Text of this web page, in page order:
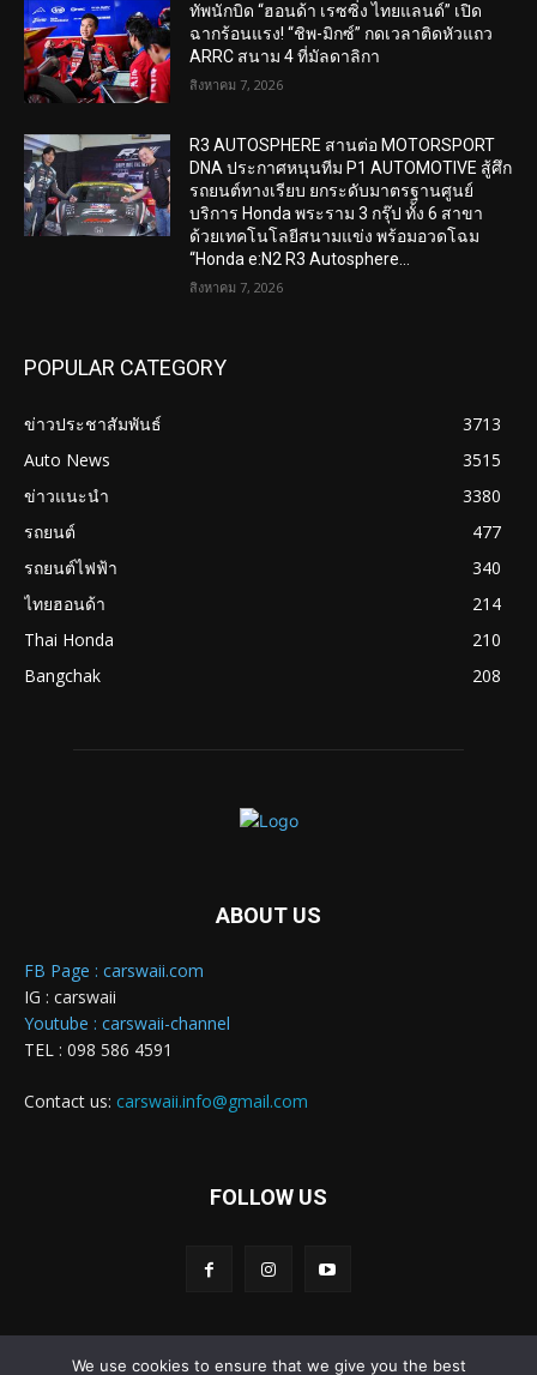
ทัพนักบิด “ฮอนด้า เรซซิ่ง ไทยแลนด์” เปิด
ฉากร้อนแรง! “ชิพ-มิกซ์” กดเวลาติดหัวแถว
ARRC สนาม 4 ที่มัลดาลิกา
สิงหาคม 7, 2026
R3 AUTOSPHERE สานต่อ MOTORSPORT
DNA ประกาศหนุนทีม P1 AUTOMOTIVE สู้ศึก
รถยนต์ทางเรียบ ยกระดับมาตรฐานศูนย์
บริการ Honda พระราม 3 กรุ๊ป ทั้ง 6 สาขา
ด้วยเทคโนโลยีสนามแข่ง พร้อมอวดโฉม
“Honda e:N2 R3 Autosphere...
สิงหาคม 7, 2026
POPULAR CATEGORY
ข่าวประชาสัมพันธ์
3713
Auto News
3515
ข่าวแนะนำ
3380
รถยนต์
477
รถยนต์ไฟฟ้า
340
ไทยฮอนด้า
214
Thai Honda
210
Bangchak
208
ABOUT US
FB Page : carswaii.com
IG : carswaii
Youtube : carswaii-channel
TEL : 098 586 4591
Contact us: carswaii.info@gmail.com
FOLLOW US
We use cookies to ensure that we give you the best